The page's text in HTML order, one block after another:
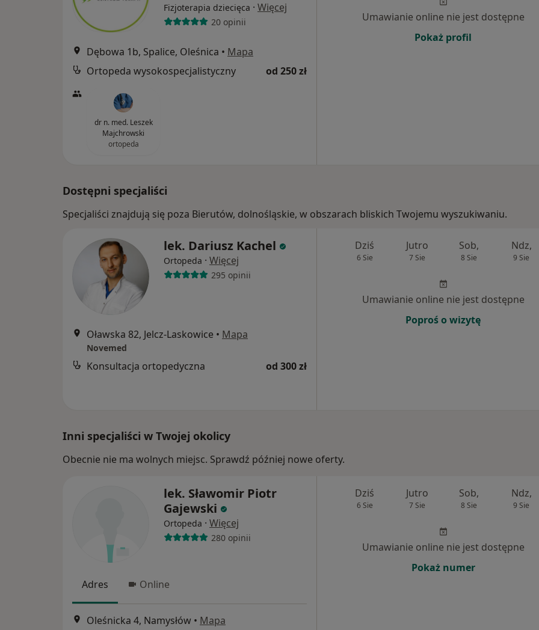
Fizjoterapia dziecięca · Więcej
20 opinii
Dębowa 1b, Spalice, Oleśnica • Mapa
Ortopeda wysokospecjalistyczny
od 250 zł
dr n. med. Leszek
Majchrowski
ortopeda
Umawianie online nie jest dostępne
Pokaż profil
Dostępni specjaliści
Specjaliści znajdują się poza Bierutów, dolnośląskie, w obszarach bliskich Twojemu wyszukiwaniu.
lek. Dariusz Kachel
Ortopeda · Więcej
295 opinii
Oławska 82, Jelcz-Laskowice • Mapa
Novemed
Konsultacja ortopedyczna od 300 zł
Dziś
6 Sie
Jutro
7 Sie
Sob,
8 Sie
Ndz,
9 Sie
Umawianie online nie jest dostępne
Poproś o wizytę
Inni specjaliści w Twojej okolicy
Obecnie nie ma wolnych miejsc. Sprawdź później nowe oferty.
lek. Sławomir Piotr
Gajewski
Ortopeda · Więcej
280 opinii
Adres Online
Oleśnicka 4, Namysłów • Mapa
Dziś
6 Sie
Jutro
7 Sie
Sob,
8 Sie
Ndz,
9 Sie
Umawianie online nie jest dostępne
Pokaż numer